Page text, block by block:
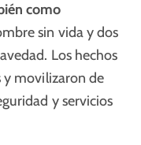
como
sin vida y dos
Los hechos
y movilizaron de
y servicios